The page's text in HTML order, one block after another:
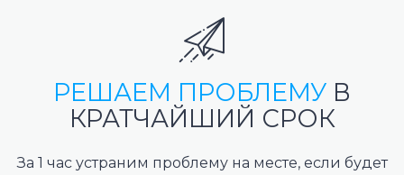
РЕШАЕМ ПРОБЛЕМУ В
КРАТЧАЙШИЙ СРОК
За 1 час устраним проблему на месте, если будет